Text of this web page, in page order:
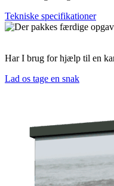
Tekniske specifikationer
Har I brug for hjælp til en
Lad os tage en snak